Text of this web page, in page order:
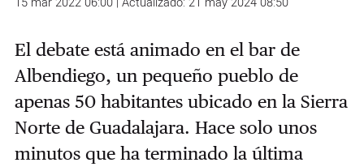
El debate está animado en el bar de
Albendiego, un pequeño pueblo de
apenas 50 habitantes ubicado en la Sierra
Norte de Guadalajara. Hace solo unos
minutos que ha terminado la última